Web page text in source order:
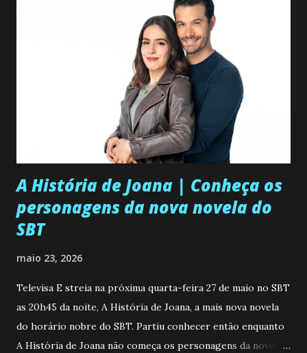
A História de Joana | Conheça os
personagens da nova novela do
SBT
maio 23, 2026
Televisa E streia na próxima quarta-feira 27 de maio no SBT
as 20h45 da noite, A História de Joana, a mais nova novela
do horário nobre do SBT. Partiu conhecer então enquanto
A História de Joana não começa os personagens da novela?